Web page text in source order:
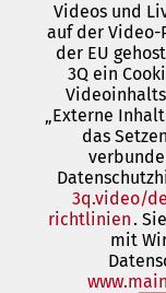
Videos und
auf der Video-
der EU
3Q ein
„Externe
das
3q.video/
richtlinien
in
.
mit